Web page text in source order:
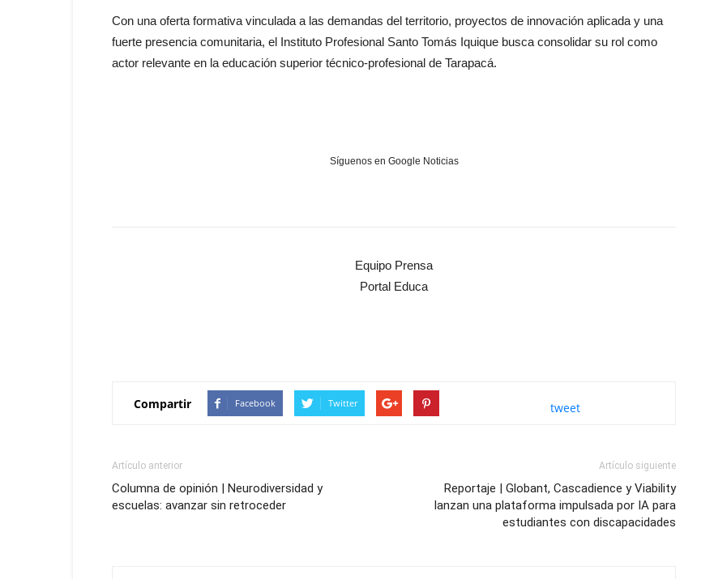
Con una oferta formativa vinculada a las demandas del territorio, proyectos de innovación aplicada y una
fuerte presencia comunitaria, el Instituto Profesional Santo Tomás Iquique busca consolidar su rol como
actor relevante en la educación superior técnico-profesional de Tarapacá.
Síguenos en Google Noticias
Equipo Prensa
Portal Educa
Compartir Facebook Twitter tweet
Artículo anterior
Columna de opinión | Neurodiversidad y
escuelas: avanzar sin retroceder
Artículo siguiente
Reportaje | Globant, Cascadience y Viability
lanzan una plataforma impulsada por IA para
estudiantes con discapacidades